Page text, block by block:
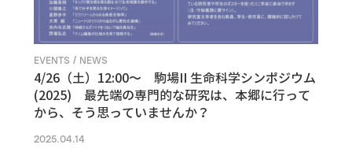
EVENTS / NEWS
4/26（土）12:00〜 駒場II 生命科学シンポジウム
(2025) 最先端の専門的な研究は、本郷に行って
から、そう思っていませんか？
2025.04.14